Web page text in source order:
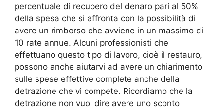
percentuale di recupero del denaro pari al 50%
della spesa che si affronta con la possibilità di
avere un rimborso che avviene in un massimo di
10 rate annue. Alcuni professionisti che
effettuano questo tipo di lavoro, cioè il restauro,
possono anche aiutarvi ad avere un chiarimento
sulle spese effettive complete anche della
detrazione che vi compete. Ricordiamo che la
detrazione non vuol dire avere uno sconto